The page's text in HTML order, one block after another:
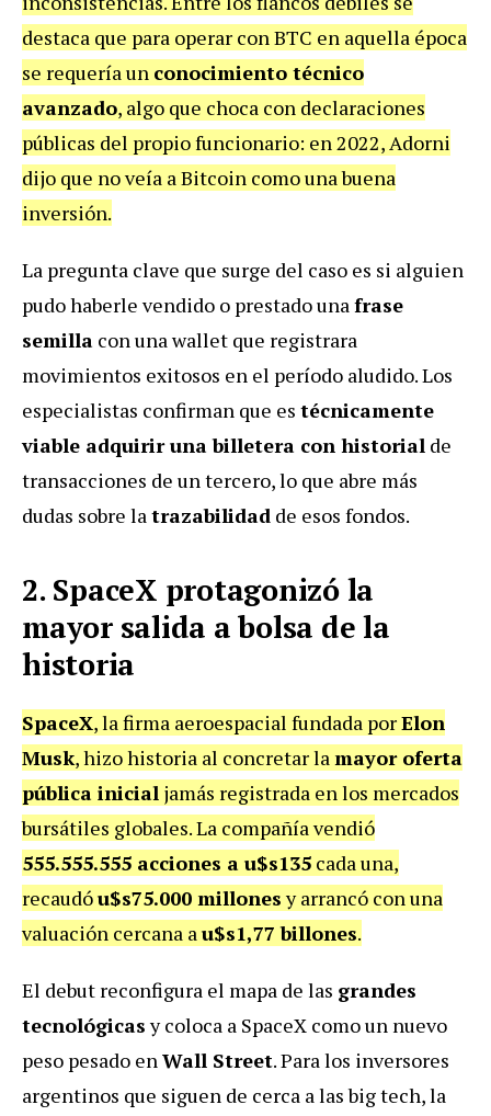
destaca que para operar con BTC en aquella época
se requería un conocimiento técnico
avanzado, algo que choca con declaraciones
públicas del propio funcionario: en 2022, Adorni
dijo que no veía a Bitcoin como una buena
inversión.
La pregunta clave que surge del caso es si alguien
pudo haberle vendido o prestado unafrase
semilla con una wallet que registrara
movimientos exitosos en el período aludido. Los
especialistas confirman que es técnicamente
viable adquirir una billetera con historial de
transacciones de un tercero, lo que abre más
dudas sobre latrazabilidad de esos fondos.
2. SpaceX protagonizó la
mayor salida a bolsa de la
historia
SpaceX, la firma aeroespacial fundada porElon
Musk, hizo historia al concretar lamayor oferta
pública inicial jamás registrada en los mercados
bursátiles globales. La compañía vendió
555.555.555 acciones a u$s135 cada una,
recaudóu$s75.000 millonesy arrancó con una
valuación cercana au$s1,77 billones.
El debut reconfigura el mapa de las grandes
tecnológicasy coloca a SpaceX como un nuevo
peso pesado enWall Street. Para los inversores
argentinos que siguen de cerca a las big tech, la